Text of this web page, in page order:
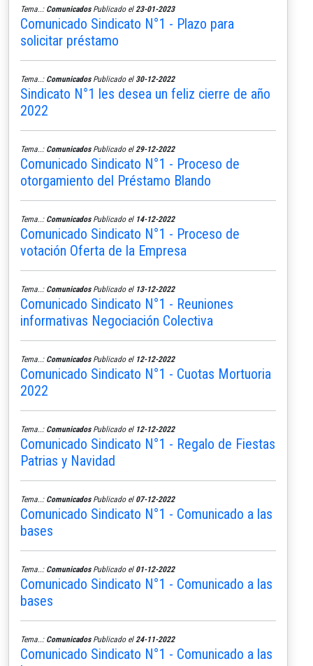
Tema..: ComunicadosPublicado el 23-01-2023
Comunicado Sindicato N°1 - Plazo para
solicitar préstamo
Tema..: ComunicadosPublicado el 30-12-2022
Sindicato N°1 les desea un feliz cierre de año
2022
Tema..: ComunicadosPublicado el 29-12-2022
Comunicado Sindicato N°1 - Proceso de
otorgamiento del Préstamo Blando
Tema..: ComunicadosPublicado el 14-12-2022
Comunicado Sindicato N°1 - Proceso de
votación Oferta de la Empresa
Tema..: ComunicadosPublicado el 13-12-2022
Comunicado Sindicato N°1 - Reuniones
informativas Negociación Colectiva
Tema..: ComunicadosPublicado el 12-12-2022
Comunicado Sindicato N°1 - Cuotas Mortuoria
2022
Tema..: ComunicadosPublicado el 12-12-2022
Comunicado Sindicato N°1 - Regalo de Fiestas
Patrias y Navidad
Tema..: ComunicadosPublicado el 07-12-2022
Comunicado Sindicato N°1 - Comunicado a las
bases
Tema..: ComunicadosPublicado el 01-12-2022
Comunicado Sindicato N°1 - Comunicado a las
bases
Tema..: ComunicadosPublicado el 24-11-2022
Comunicado Sindicato N°1 - Comunicado a las